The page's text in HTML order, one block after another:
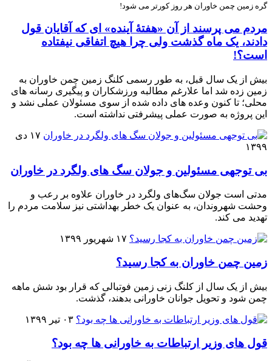
گره زمین چمن خاوران هر روز کورتر می شود!
مردم می پرسند از آن «هفتۀ آینده» ای که آقایان قول
دادند، یک ماه گذشت ولی چرا هیچ اتفاقی نیفتاده
است؟!
بیش از یک سال قبل، به طور رسمی کلنگ زمین چمن خاوران به
زمین زده شد اما علارغم مطالبه ورزشکاران و پیگیری رسانه های
محلی؛ تا کنون وعده های داده شده از سوی مسئولان عملی نشد و
این پروژه به صورت عملی پیشرفتی نداشته است.
۱۷ دی
۱۳۹۹
بی توجهی مسئولین و جولان سگ های ولگرد در خاوران
مدتی است جولان سگ‌های ولگرد در خاوران علاوه بر رعب و
وحشت شهروندان، به عنوان یک خطر بهداشتی نیز سلامت مردم را
تهدید می کند.
۱۷ شهریور ۱۳۹۹
زمین چمن خاوران به کجا رسید؟
بیش از یک سال از کلنگ زنی زمین فوتبالی که قرار بود شش ماهه
چمن شود و تحویل جوانان خاورانی بدهند، گذشت.
۰۳ تیر ۱۳۹۹
قول های وزیر ارتباطات به خاورانی ها چه بود؟